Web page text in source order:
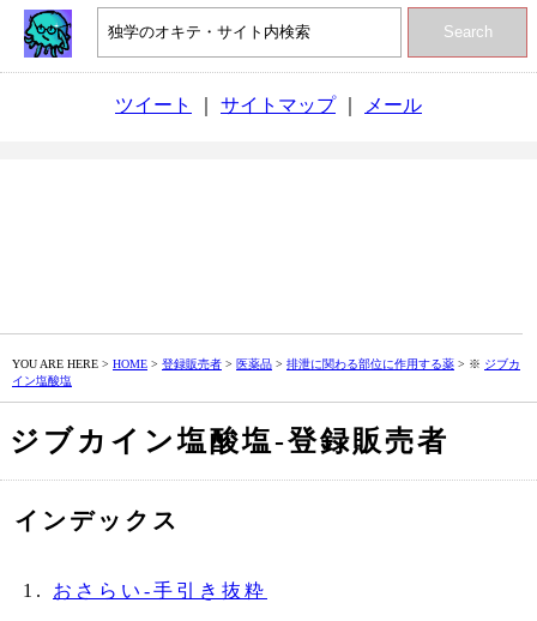
Search
ツイート サイトマップ｜ メール
YOU ARE HERE > HOME > 登録販売者 > 医薬品 > 排泄に関わる部位に作用する薬 > ※ ジブカ
イン塩酸塩
ジブカイン塩酸塩‐登録販売者
インデックス
おさらい‐手引き抜粋